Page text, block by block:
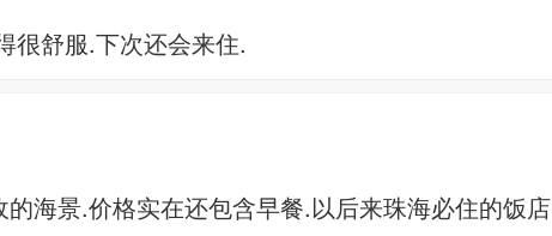
很舒服.下次还会来住.
海景.价格实在还包含早餐.以后来珠海必住的饭店